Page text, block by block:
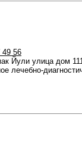
49 56
Йули улица дом
лечебно-